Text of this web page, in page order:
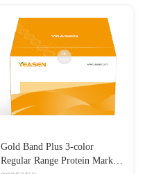
Gold Band Plus 3-color
Regular Range Protein Marker